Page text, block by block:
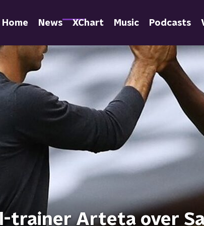
Home News XChart Music Podcasts
trainer Arteta over